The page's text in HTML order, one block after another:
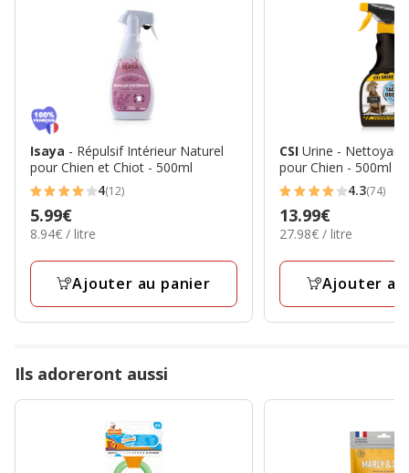
Isaya - Répulsif Intérieur Naturel
pour Chien et Chiot - 500ml
4
étoiles
avec
12
4(12)
Prix
5.99€
5.99€
8.94€
Litre
8.94€ / litre
Ajouter au panier
CSIUrine - Nettoyant
pour Chien - 500ml
4.3
étoiles
avec
74
4.3(74)
Prix
13.99€
13.99€
27.98€
Litre
27.98€ / litre
Ajouter
Ils adoreront aussi